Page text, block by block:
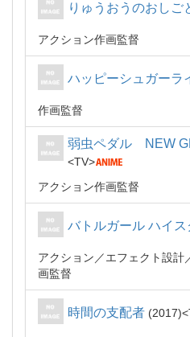
りゅうおうのおしご
アクション作画監督
ハッピーシュガーラ
作画監督
弱虫ペダル NEW
TV
アクション作画監督
バトルガール ハイス
アクション／エフェクト設計
画監督
時間の支配者 2017